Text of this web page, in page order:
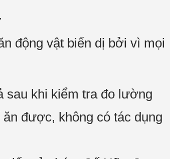
động vật biến dị bởi vì mọi
sau khi kiểm tra đo lường
được, không có tác dụng